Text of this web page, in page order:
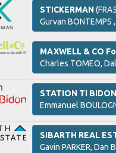
STICKERMAN
Gurvan BONTEMPS
MAXWELL & CO
Charles TOMEO,
STATION TI BIDON
Emmanuel
SIBARTH REAL
Gavin PARKER, Dan